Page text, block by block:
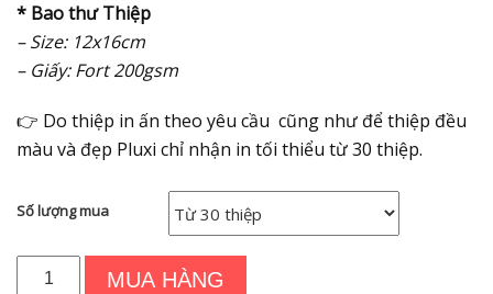
* Bao thư Thiệp
– Size: 12x16cm
– Giấy: Fort 200gsm
👉 Do thiệp in ấn theo yêu cầu cũng như để thiệp đều
màu và đẹp Pluxi chỉ nhận in tối thiểu từ 30 thiệp.
Số lượng mua
MUA HÀNG